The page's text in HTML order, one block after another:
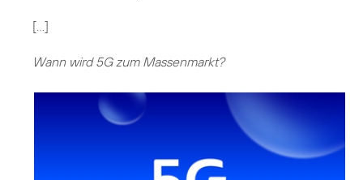
[…]
Wann wird 5G zum Massenmarkt?